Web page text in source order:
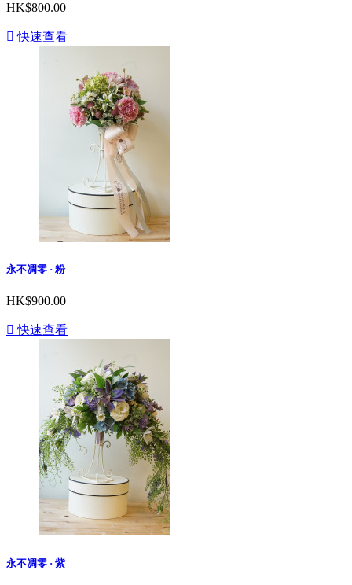
HK$800.00
 快速查看
永不凋零 · 粉
HK$900.00
 快速查看
永不凋零 · 紫